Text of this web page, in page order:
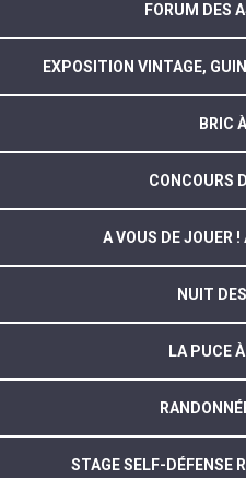
FORUM DES
EXPOSITION VINTAGE,
BRIC
CONCOURS
A VOUS DE JOUER
NUIT
LA PUCE
STAGE SELF-DÉFENSE